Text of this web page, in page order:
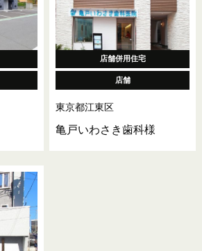
店舗併用住宅
店舗
東京都江東区
亀戸いわさき歯科様